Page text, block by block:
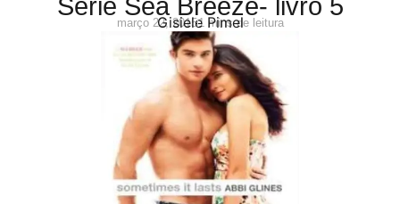
Série Sea Breeze- livro 5
Gisiele Pimel
março 22, 20151 mins de leitura